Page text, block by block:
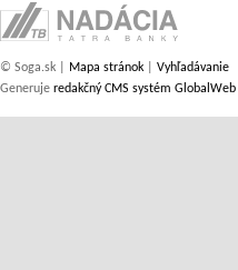
© Soga.sk | Mapa stránok
Vyhľadávanie
Generuje redakčný CMS systém GlobalWeb